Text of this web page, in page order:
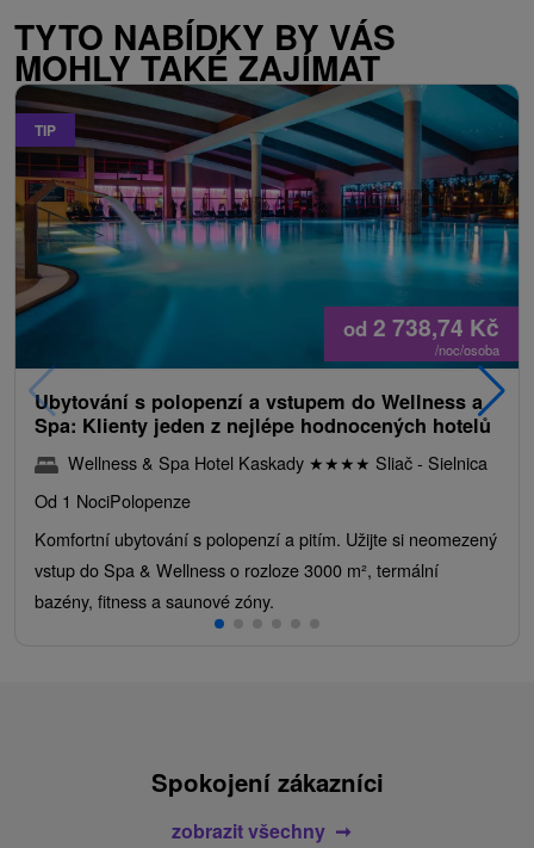
TYTO NABÍDKY BY VÁS
MOHLY TAKÉ ZAJÍMAT
TIP
od 2 738,74 Kč
/noc/osoba
Ubytování s polopenzí a vstupem do Wellness a
Spa: Klienty jeden z nejlépe hodnocených hotelů
Wellness & Spa Hotel Kaskady ★★★★ Sliač - Sielnica
Od 1 NociPolopenze
Komfortní ubytování s polopenzí a pitím. Užijte si neomezený
vstup do Spa & Wellness o rozloze 3000 m², termální
bazény, fitness a saunové zóny.
Spokojení zákazníci
zobrazit všechny